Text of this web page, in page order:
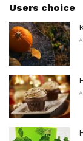
Users choice